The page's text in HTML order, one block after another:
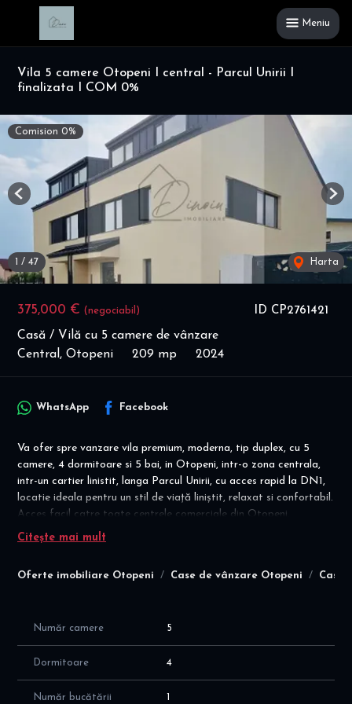
Meniu
Vila 5 camere Otopeni I central - Parcul Unirii I
finalizata I COM 0%
ID CP2761421
375,000 € (negociabil)
Casă / Vilă cu 5 camere de vânzare
Central, Otopeni
209 mp 2024
Comision 0%
1 / 47 Harta
Previous
Oferte imobiliare Otopeni Case de vânzare Otopeni Case
WhatsApp Facebook
Va ofer spre vanzare vila premium, moderna, tip duplex, cu 5
camere, 4 dormitoare si 5 bai, in Otopeni, intr-o zona centrala,
intr-un cartier linistit, langa Parcul Unirii, cu acces rapid la DN1,
locatie ideala pentru un stil de viață liniștit, relaxat si confortabil.
Acces facil catre toate centrele comerciale din Otopeni,
Balotesti si Baneasa!
Ideal familie - mutare imediata! 10 minute de mers pe jos pana la
o suprafata totala de 227 mp, cu suprafata utila de 209 mp
Citește mai mult
Număr camere 5
Dormitoare 4
Număr bucătării 1